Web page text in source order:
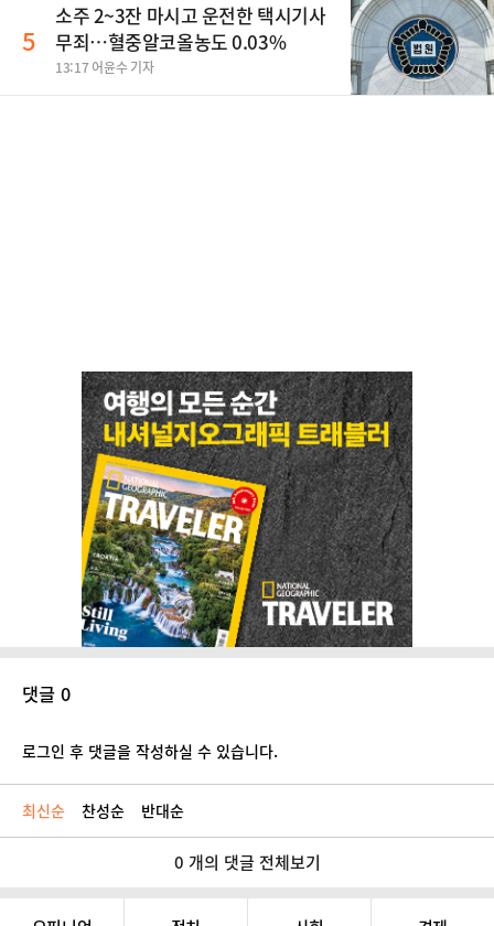
5
소주 2~3잔 마시고 운전한 택시기사
무죄…혈중알코올농도 0.03%
13:17 어윤수 기자
댓글 0
로그인 후 댓글을 작성하실 수 있습니다.
최신순 찬성순 반대순
0 개의 댓글 전체보기